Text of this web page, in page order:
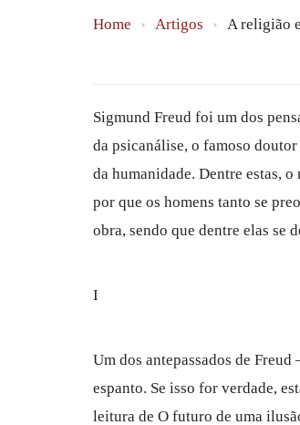
Home › Artigos › A religião
Sigmund Freud foi um dos
da psicanálise, o famoso
da humanidade. Dentre estas,
por que os homens tanto se
obra, sendo que dentre elas se
I
Um dos antepassados de
espanto. Se isso for verdade,
leitura de O futuro de uma